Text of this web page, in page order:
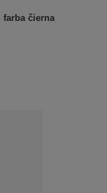
farba čierna